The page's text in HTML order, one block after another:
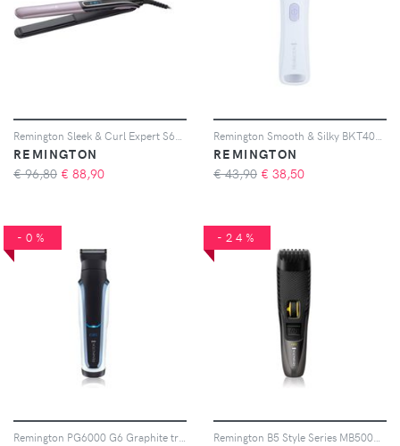
REMINGTON
€ 96,80 € 88,90
REMINGTON
€ 43,90 € 38,50
-0% -24%